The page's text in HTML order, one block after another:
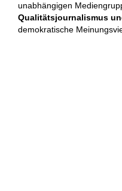
unabhängigen
Qualitätsjournalismus
demokratische